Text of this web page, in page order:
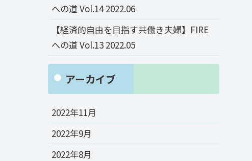
への道 Vol.14 2022.06
【経済的自由を目指す共働き夫婦】FIRE
への道 Vol.13 2022.05
アーカイブ
2022年11月
2022年9月
2022年8月